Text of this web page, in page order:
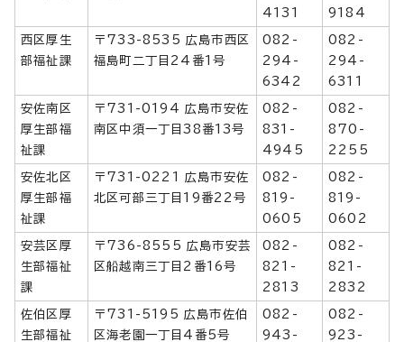
4131
9184
西区厚生
部福祉課
〒733-8535 広島市西区
福島町二丁目24番1号
082-
294-
6342
082-
294-
6311
安佐南区
厚生部福
祉課
〒731-0194 広島市安佐
南区中須一丁目38番13号
082-
831-
4945
082-
870-
2255
安佐北区
厚生部福
祉課
〒731-0221 広島市安佐
北区可部三丁目19番22号
082-
819-
0605
082-
819-
0602
安芸区厚
生部福祉
課
〒736-8555 広島市安芸
区船越南三丁目2番16号
082-
821-
2813
082-
821-
2832
佐伯区厚
生部福祉
〒731-5195 広島市佐伯
区海老園一丁目4番5号
082-
943-
082-
923-